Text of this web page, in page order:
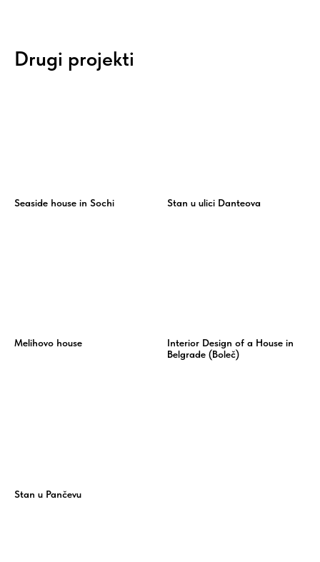
Drugi projekti
Seaside house in Sochi Stan u ulici Danteova
Melihovo house
Interior Design of a House in
Belgrade (Boleč)
Stan u Pančevu